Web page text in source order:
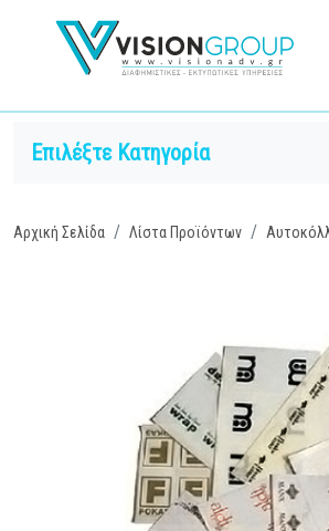
Επιλέξτε Κατηγορία
Αρχική Σελίδα Λίστα Προϊόντων